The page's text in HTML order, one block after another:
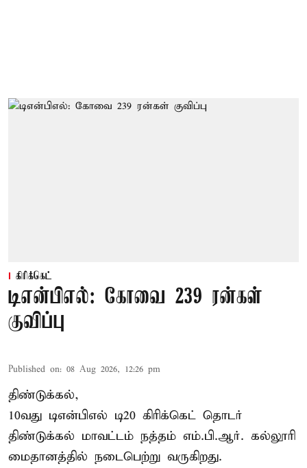
கிரிக்கெட்
டிஎன்பிஎல்: கோவை 239 ரன்கள்
குவிப்பு
Published on: 08 Aug 2026, 12:26 pm
திண்டுக்கல்,
10வது டிஎன்பிஎல் டி20 கிரிக்கெட் தொடர்
திண்டுக்கல் மாவட்டம் நத்தம் எம்.பி.ஆர். கல்லூரி
மைதானத்தில் நடைபெற்று வருகிறது.